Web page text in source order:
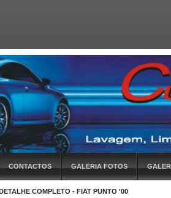
CONTACTOS GALERIA FOTOS
COMPLETO - FIAT PUNTO '00